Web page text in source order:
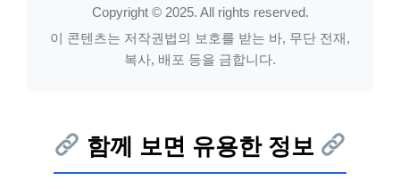
Copyright © 2025. All rights reserved.
이 콘텐츠는 저작권법의 보호를 받는 바, 무단 전재,
복사, 배포 등을 금합니다.
함께 보면 유용한 정보